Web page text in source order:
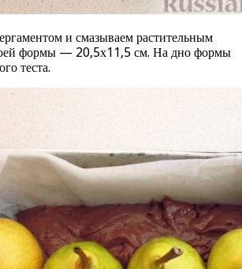
и смазываем растительным
формы — 20,5х11,5 см. На дно формы
теста.